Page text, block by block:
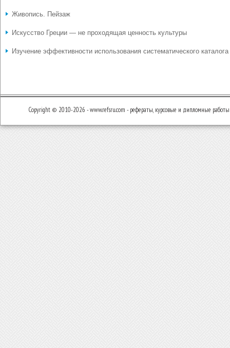
Живопись. Пейзаж
Искусство Греции — не проходящая ценность культуры
Изучение эффективности использования систематического каталога
Copyright © 2010-2026 - www.refsru.com - рефераты, курсовые и дипломные работы